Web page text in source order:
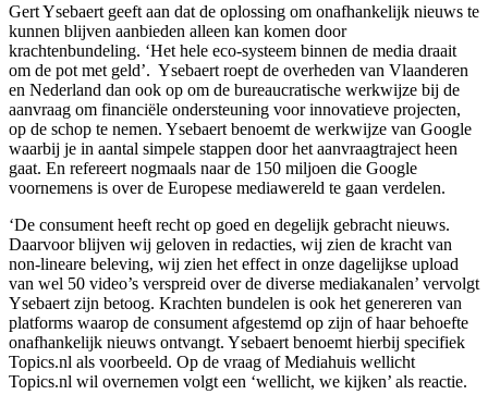
Gert Ysebaert geeft aan dat de oplossing om onafhankelijk nieuws te
kunnen blijven aanbieden alleen kan komen door
krachtenbundeling. ‘Het hele eco-systeem binnen de media draait
om de pot met geld’. Ysebaert roept de overheden van Vlaanderen
en Nederland dan ook op om de bureaucratische werkwijze bij de
aanvraag om financiële ondersteuning voor innovatieve projecten,
op de schop te nemen. Ysebaert benoemt de werkwijze van Google
waarbij je in aantal simpele stappen door het aanvraagtraject heen
gaat. En refereert nogmaals naar de 150 miljoen die Google
voornemens is over de Europese mediawereld te gaan verdelen.
‘De consument heeft recht op goed en degelijk gebracht nieuws.
Daarvoor blijven wij geloven in redacties, wij zien de kracht van
non-lineare beleving, wij zien het effect in onze dagelijkse upload
van wel 50 video’s verspreid over de diverse mediakanalen’ vervolgt
Ysebaert zijn betoog. Krachten bundelen is ook het genereren van
platforms waarop de consument afgestemd op zijn of haar behoefte
onafhankelijk nieuws ontvangt. Ysebaert benoemt hierbij specifiek
Topics.nl als voorbeeld. Op de vraag of Mediahuis wellicht
Topics.nl wil overnemen volgt een ‘wellicht, we kijken’ als reactie.